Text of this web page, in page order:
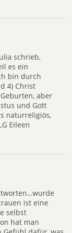
schrieb,
es ein
bin durch
4) Christ
aber
und Gott
naturreligiös,
Eileen
ist eine
selbst
hat man